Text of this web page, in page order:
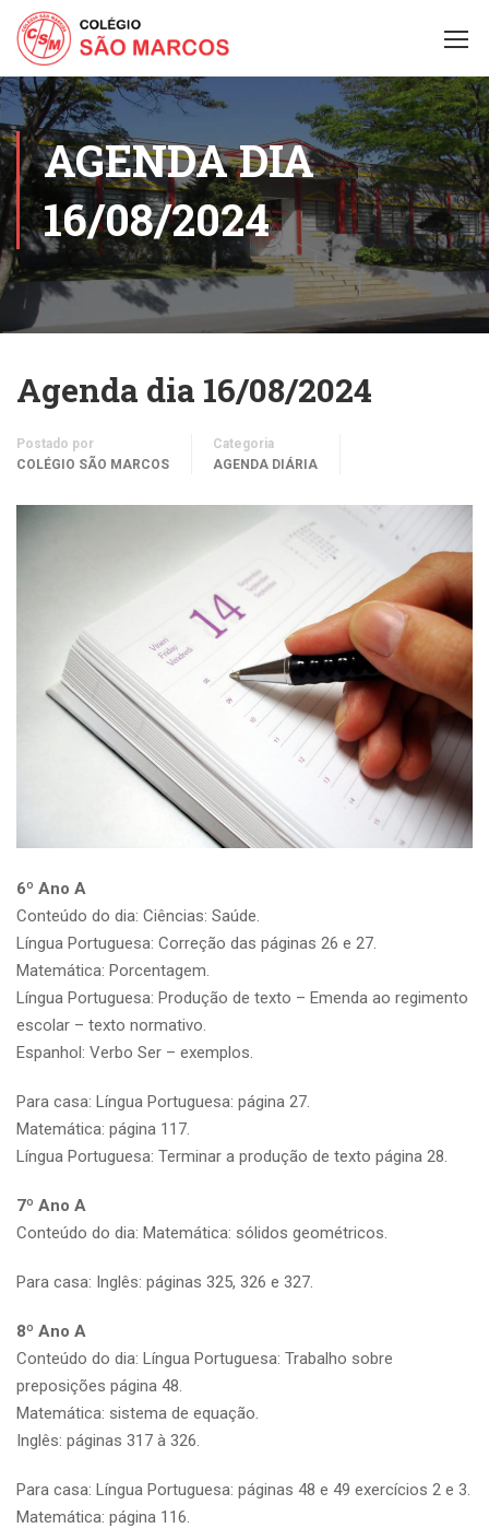
AGENDA DIA
16/08/2024
Agenda dia 16/08/2024
Postado por
COLÉGIO SÃO MARCOS
Categoria
AGENDA DIÁRIA
6º Ano A
Conteúdo do dia: Ciências: Saúde.
Língua Portuguesa: Correção das páginas 26 e 27.
Matemática: Porcentagem.
Língua Portuguesa: Produção de texto – Emenda ao regimento
escolar – texto normativo.
Espanhol: Verbo Ser – exemplos.
Para casa: Língua Portuguesa: página 27.
Matemática: página 117.
Língua Portuguesa: Terminar a produção de texto página 28.
7º Ano A
Conteúdo do dia: Matemática: sólidos geométricos.
Para casa: Inglês: páginas 325, 326 e 327.
8º Ano A
Conteúdo do dia: Língua Portuguesa: Trabalho sobre
preposições página 48.
Matemática: sistema de equação.
Inglês: páginas 317 à 326.
Para casa: Língua Portuguesa: páginas 48 e 49 exercícios 2 e 3.
Matemática: página 116.